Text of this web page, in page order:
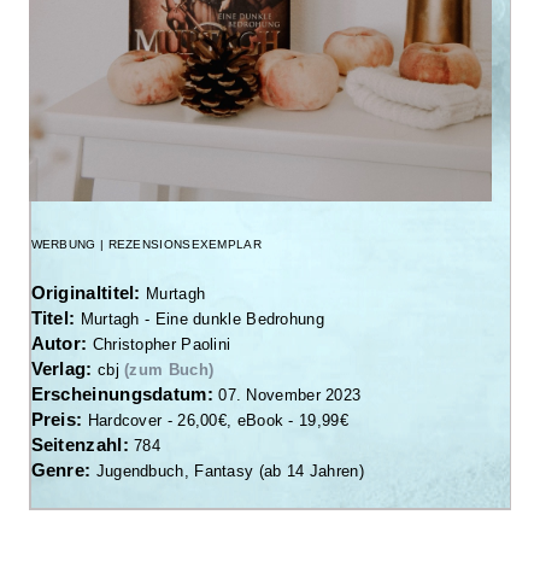
WERBUNG | REZENSIONSEXEMPLAR
Originaltitel: Murtagh
Titel: Murtagh - Eine dunkle Bedrohung
Autor: Christopher Paolini
Verlag: cbj (zum Buch)
Erscheinungsdatum:07. November 2023
Preis: Hardcover - 26,00€, eBook - 19,99€
Seitenzahl:784
Genre: Jugendbuch, Fantasy (ab 14 Jahren)